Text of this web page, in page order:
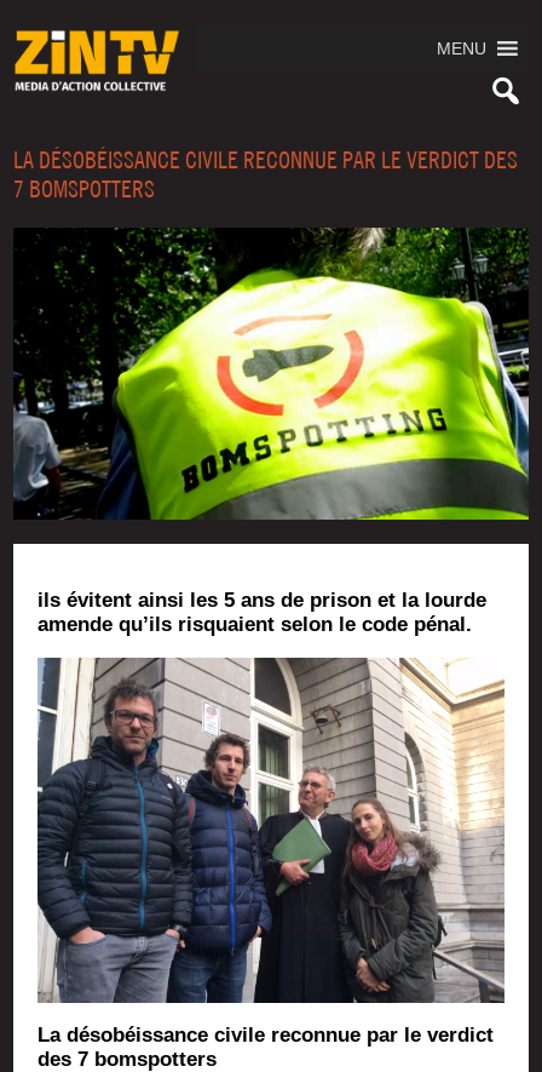
MENU
LA DÉSOBÉISSANCE CIVILE RECONNUE PAR LE VERDICT DES
7 BOMSPOTTERS
ils évitent ain­si les 5 ans de pri­son et la lourde
amende qu’ils ris­quaient selon le code pénal.
La déso­béis­sance civile recon­nue par le ver­dict
des 7 bomspotters